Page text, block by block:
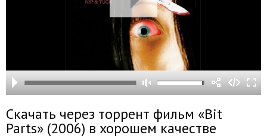
Скачать через торрент фильм «Bit
Parts» (2006) в хорошем качестве